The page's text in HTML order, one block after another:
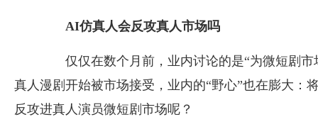
AI仿真人会反攻真人市场吗
仅仅在数个月前，业内讨论的是“为微短剧市
真人漫剧开始被市场接受，业内的“野心”也在膨大
反攻进真人演员微短剧市场呢？